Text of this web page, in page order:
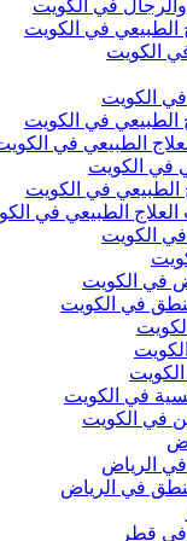
في الكويت
الطبيعي في الكويت
الكويت
في الكويت
الطبيعي في الكويت
الطبيعي في
في الكويت
الطبيعي في الكويت
الطبيعي في
في الكويت
في الكويت
في الكويت
في الكويت
في الكويت
في الرياض
في الرياض
في قطر